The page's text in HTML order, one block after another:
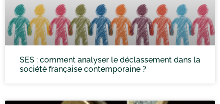
SES : comment analyser le déclassement dans la
société française contemporaine ?